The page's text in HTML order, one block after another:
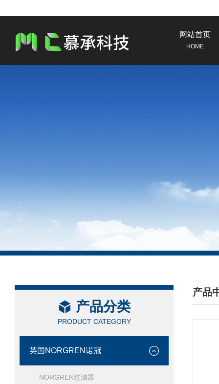
网站首页
HOME
产品分类
PRODUCT CATEGORY
英国NORGREN诺冠
NORGREN过滤器
产品
/